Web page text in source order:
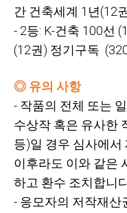
간 건축세계 1년(12
- 2등: K-건축 100선
(12권) 정기구독
◎ 유의 사항
- 작품의 전체 또는
수상작 혹은 유사한
등)일 경우 심사에서
이후라도 이와 같은
하고 환수 조치합니
- 응모자의 저작재산